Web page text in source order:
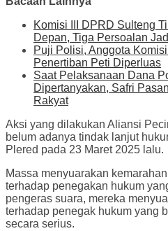
Komisi III DPRD Sulteng
Depan, Tiga Persoalan
Puji Polisi, Anggota
Penertiban Peti Diperluas
Saat Pelaksanaan Dana
Dipertanyakan, Safri
Rakyat
Aksi yang dilakukan Aliansi
belum adanya tindak lanjut
Plered pada 23 Maret 2025 lalu.
Massa menyuarakan
terhadap penegakan hukum
pengeras suara, mereka
terhadap penegak hukum yang
secara serius.